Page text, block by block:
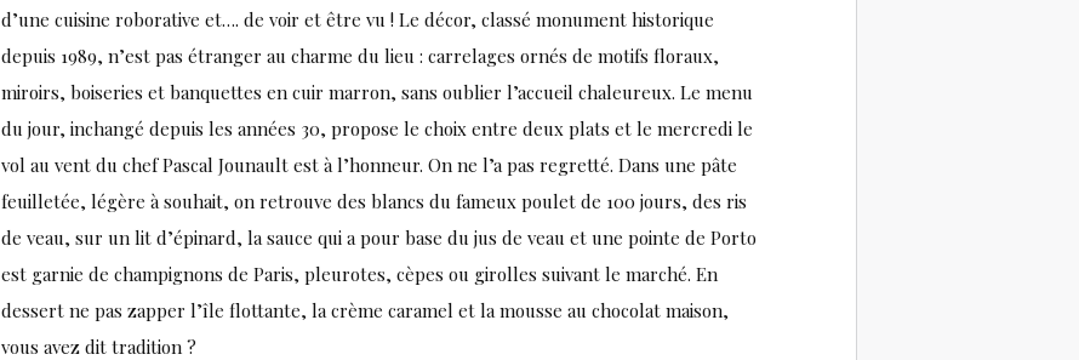
d’une cuisine roborative et…. de voir et être vu ! Le décor, classé monument historique
depuis 1989, n’est pas étranger au charme du lieu : carrelages ornés de motifs floraux,
miroirs, boiseries et banquettes en cuir marron, sans oublier l’accueil chaleureux. Le menu
du jour, inchangé depuis les années 30, propose le choix entre deux plats et le mercredi le
vol au vent du chef Pascal Jounault est à l’honneur. On ne l’a pas regretté. Dans une pâte
feuilletée, légère à souhait, on retrouve des blancs du fameux poulet de 100 jours, des ris
de veau, sur un lit d’épinard, la sauce qui a pour base du jus de veau et une pointe de Porto
est garnie de champignons de Paris, pleurotes, cèpes ou girolles suivant le marché. En
dessert ne pas zapper l’île flottante, la crème caramel et la mousse au chocolat maison,
vous avez dit tradition ?